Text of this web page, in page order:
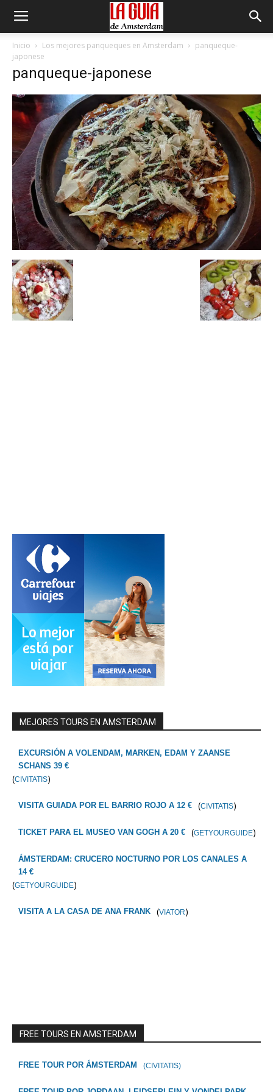
Inicio Los mejores panqueques en Amsterdam
panqueque-
japonese
panqueque-japonese
MEJORES TOURS EN AMSTERDAM
EXCURSIÓN A VOLENDAM, MARKEN, EDAM Y ZAANSE
SCHANS 39 €
(CIVITATIS)
VISITA GUIADA POR EL BARRIO ROJO A 12 € (CIVITATIS)
TICKET PARA EL MUSEO VAN GOGH A 20 € (GETYOURGUIDE)
ÁMSTERDAM: CRUCERO NOCTURNO POR LOS CANALES A
14 €
(GETYOURGUIDE)
VISITA A LA CASA DE ANA FRANK (VIATOR)
FREE TOURS EN AMSTERDAM
FREE TOUR POR ÁMSTERDAM (CIVITATIS)